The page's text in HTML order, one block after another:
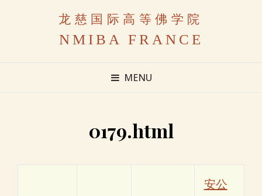
龙慈国际高等佛学院
NMIBA FRANCE
MENU
0179.html
安公